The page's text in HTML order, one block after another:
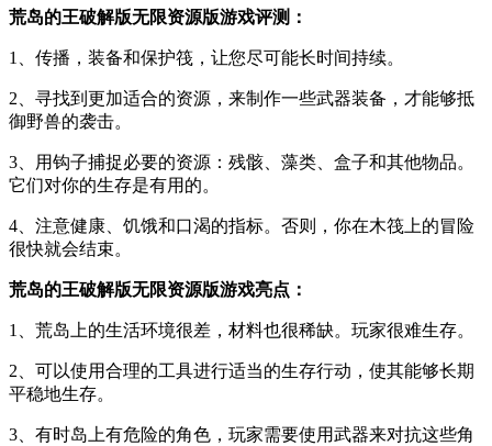
荒岛的王破解版无限资源版游戏评测：
1、传播，装备和保护筏，让您尽可能长时间持续。
2、寻找到更加适合的资源，来制作一些武器装备，才能够抵
御野兽的袭击。
3、用钩子捕捉必要的资源：残骸、藻类、盒子和其他物品。
它们对你的生存是有用的。
4、注意健康、饥饿和口渴的指标。否则，你在木筏上的冒险
很快就会结束。
荒岛的王破解版无限资源版游戏亮点：
1、荒岛上的生活环境很差，材料也很稀缺。玩家很难生存。
2、可以使用合理的工具进行适当的生存行动，使其能够长期
平稳地生存。
3、有时岛上有危险的角色，玩家需要使用武器来对抗这些角